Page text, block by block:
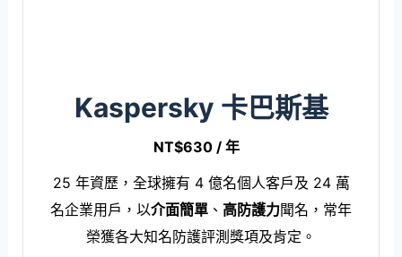
Kaspersky 卡巴斯基
NT$630 / 年
25 年資歷，全球擁有 4 億名個人客戶及 24 萬
名企業用戶，以介面簡單 、 高防護力聞名，常年
榮獲各大知名防護評測獎項及肯定。